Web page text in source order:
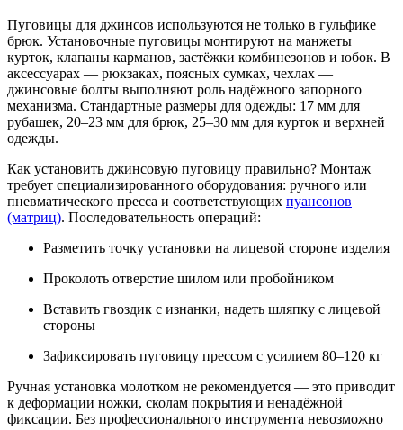
Пуговицы для джинсов используются не только в гульфике
брюк. Установочные пуговицы монтируют на манжеты
курток, клапаны карманов, застёжки комбинезонов и юбок. В
аксессуарах — рюкзаках, поясных сумках, чехлах —
джинсовые болты выполняют роль надёжного запорного
механизма. Стандартные размеры для одежды: 17 мм для
рубашек, 20–23 мм для брюк, 25–30 мм для курток и верхней
одежды.
Как установить джинсовую пуговицу правильно? Монтаж
требует специализированного оборудования: ручного или
пневматического пресса и соответствующих пуансонов
(матриц). Последовательность операций:
Разметить точку установки на лицевой стороне изделия
Проколоть отверстие шилом или пробойником
Вставить гвоздик с изнанки, надеть шляпку с лицевой
стороны
Зафиксировать пуговицу прессом с усилием 80–120 кг
Ручная установка молотком не рекомендуется — это приводит
к деформации ножки, сколам покрытия и ненадёжной
фиксации. Без профессионального инструмента невозможно